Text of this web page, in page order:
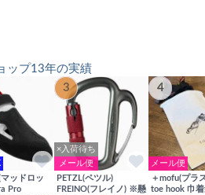
ップ13年の実績
ッドロッ
Pro
3
×入荷待ち
メール便
PETZL(ペツル)
FREINO(フレイノ) ※懸
4
メール便
＋mofu(プラ
toe hook 巾